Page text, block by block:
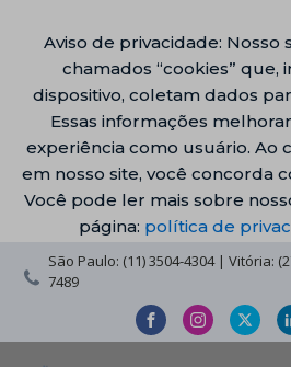
Aviso de privacidade: Nosso
chamados “cookies” que,
dispositivo, coletam dados
Essas informações
experiência como usuário. Ao
em nosso site, você concorda
Você pode ler mais sobre
página: política de
São Paulo: (11) 3504-4304 | Vitória:
7489